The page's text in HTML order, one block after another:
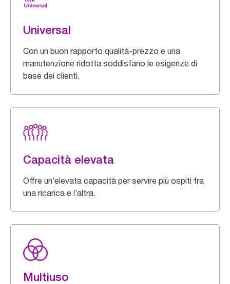
Universal
Con un buon rapporto qualità-prezzo e una
manutenzione ridotta soddisfano le esigenze di
base dei clienti.
Capacità elevata
Offre un’elevata capacità per servire più ospiti fra
una ricarica e l’altra.
Multiuso